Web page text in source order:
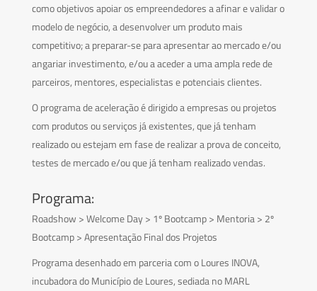
como objetivos apoiar os empreendedores a afinar e validar o
modelo de negócio, a desenvolver um produto mais
competitivo; a preparar-se para apresentar ao mercado e/ou
angariar investimento, e/ou a aceder a uma ampla rede de
parceiros, mentores, especialistas e potenciais clientes.
O programa de aceleração é dirigido a empresas ou projetos
com produtos ou serviços já existentes, que já tenham
realizado ou estejam em fase de realizar a prova de conceito,
testes de mercado e/ou que já tenham realizado vendas.
Programa:
Roadshow > Welcome Day > 1º Bootcamp > Mentoria > 2º
Bootcamp > Apresentação Final dos Projetos
Programa desenhado em parceria com o Loures INOVA,
incubadora do Município de Loures, sediada no MARL